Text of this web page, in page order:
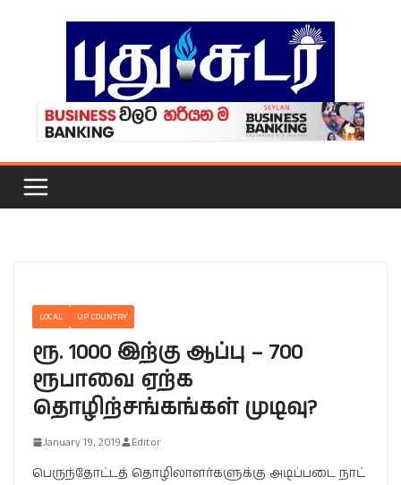
LOCAL UP COUNTRY
ரூ. 1000 இற்கு ஆப்பு – 700
ரூபாவை ஏற்க
தொழிற்சங்கங்கள் முடிவு?
January 19, 2019 Editor
பெருந்தோட்டத் தொழிலாளர்களுக்கு அடிப்படை நாட்